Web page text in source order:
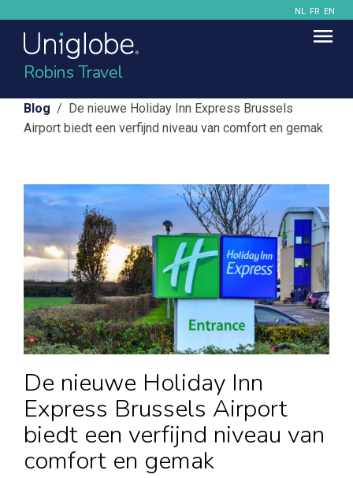
NL FR EN
Robins Travel
Blog / De nieuwe Holiday Inn Express Brussels
Airport biedt een verfijnd niveau van comfort en gemak
De nieuwe Holiday Inn
Express Brussels Airport
biedt een verfijnd niveau van
comfort en gemak